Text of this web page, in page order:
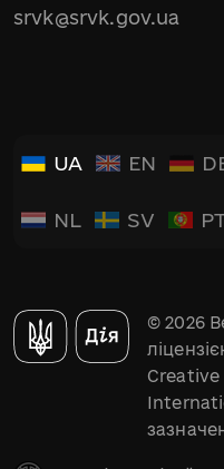
srvk@srvk.gov.ua
UA EN
NL SV
© 2026